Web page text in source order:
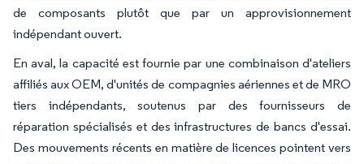
de composants plutôt que par un approvisionnement
indépendant ouvert.
En aval, la capacité est fournie par une combinaison d'ateliers
affiliés aux OEM, d'unités de compagnies aériennes et de MRO
tiers indépendants, soutenus par des fournisseurs de
réparation spécialisés et des infrastructures de bancs d'essai.
Des mouvements récents en matière de licences pointent vers